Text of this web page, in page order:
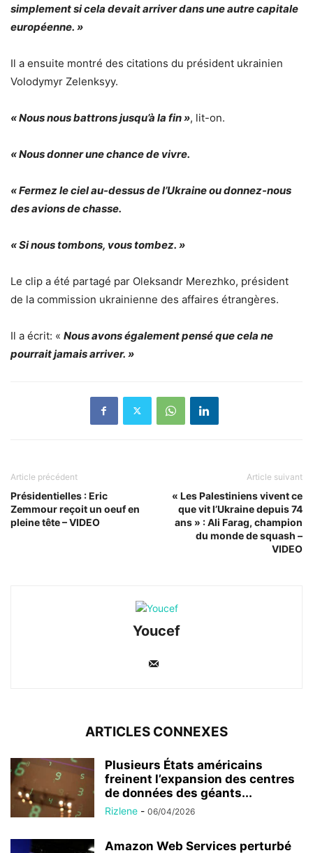
simplement si cela devait arriver dans une autre capitale
européenne. »
Il a ensuite montré des citations du président ukrainien
Volodymyr Zelenksyy.
« Nous nous battrons jusqu’à la fin », lit-on.
« Nous donner une chance de vivre.
« Fermez le ciel au-dessus de l’Ukraine ou donnez-nous
des avions de chasse.
« Si nous tombons, vous tombez. »
Le clip a été partagé par Oleksandr Merezhko, président
de la commission ukrainienne des affaires étrangères.
Il a écrit: « Nous avons également pensé que cela ne
pourrait jamais arriver. »
Article précédent
Présidentielles : Eric
Zemmour reçoit un oeuf en
pleine tête – VIDEO
Article suivant
« Les Palestiniens vivent ce
que vit l’Ukraine depuis 74
ans » : Ali Farag, champion
du monde de squash –
VIDEO
Youcef
ARTICLES CONNEXES
Plusieurs États américains
freinent l’expansion des centres
de données des géants...
Rizlene - 06/04/2026
Amazon Web Services perturbé